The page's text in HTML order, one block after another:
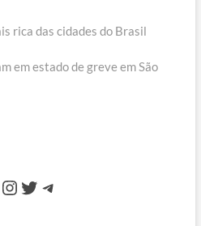
rica das cidades do Brasil
em estado de greve em São
Instagram
Twitter
Telegram